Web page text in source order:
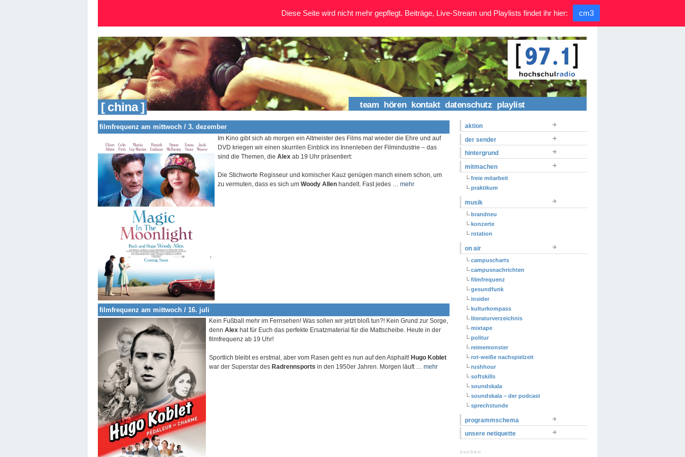
[ china ] team hören kontakt datenschutz playlist
filmfrequenz am mittwoch / 3. dezember
Im Kino gibt sich ab morgen ein Altmeister des Films mal wieder die Ehre und auf
DVD kriegen wir einen skurrilen Einblick ins Innenleben der Filmindustrie – das
sind die Themen, die Alex ab 19 Uhr präsentiert:
Die Stichworte Regisseur und komischer Kauz genügen manch einem schon, um
zu vermuten, dass es sich um Woody Allen handelt. Fast jedes … mehr
filmfrequenz am mittwoch / 16. juli
Kein Fußball mehr im Fernsehen! Was sollen wir jetzt bloß tun?! Kein Grund zur Sorge,
denn Alex hat für Euch das perfekte Ersatzmaterial für die Mattscheibe. Heute in der
filmfrequenz ab 19 Uhr!
Sportlich bleibt es erstmal, aber vom Rasen geht es nun auf den Asphalt! Hugo Koblet
war der Superstar des Radrennsports in den 1950er Jahren. Morgen läuft … mehr
aktion
der sender
hintergrund
mitmachen
freie mitarbeit
praktikum
musik
brandneu
konzerte
rotation
on air
campuscharts
campusnachrichten
filmfrequenz
gesundfunk
insider
kulturkompass
literaturverzeichnis
mixtape
politur
reimemonster
rot-weiße nachspielzeit
rushhour
softskills
soundskala
soundskala – der podcast
sprechstunde
programmschema
unsere netiquette
suchen
Diese Seite wird nicht mehr gepflegt. Beiträge, Live-Stream und Playlists findet ihr hier: cm3